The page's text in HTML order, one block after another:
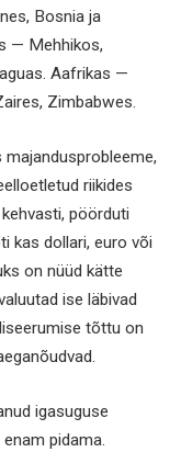
Bosnia ja
— Mehhikos,
Aafrikas —
Zimbabwes.
majandusprobleeme,
riikides
pöörduti
kas dollari, euro või
on nüüd kätte
ise läbivad
tõttu on
igasuguse
pidama.